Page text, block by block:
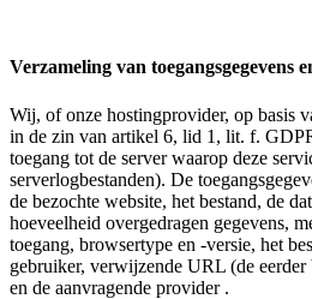
Verzameling van toegangsgegevens
Wij, of onze hostingprovider, op basis
in de zin van artikel 6, lid 1, lit. f.
toegang tot de server waarop deze
serverlogbestanden). De
de bezochte website, het bestand, de
hoeveelheid overgedragen gegevens,
toegang, browsertype en -versie, het
gebruiker, verwijzende URL (de eerder
en de aanvragende provider .